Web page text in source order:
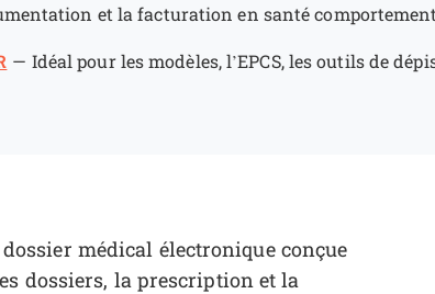
et la facturation en santé
— Idéal pour les modèles, l’EPCS, les outils de
médical électronique conçue
dossiers, la prescription et la